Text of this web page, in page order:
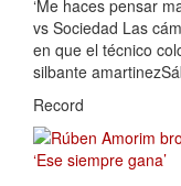
‘Me haces pensar
vs Sociedad Las
en que el técnico
silbante
Record